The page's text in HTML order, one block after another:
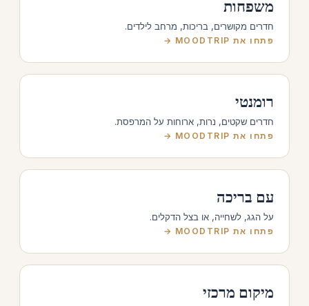
משפחות
חדרים מקושרים, בריכות, מרחב לילדים.
פתחו את MOODTRIP →
רומנטי
חדרים שקטים, נרות, ארוחות על המרפסת.
פתחו את MOODTRIP →
עם בריכה
על הגג, לשחייה, או בצל הדקלים.
פתחו את MOODTRIP →
מיקום מרכזי